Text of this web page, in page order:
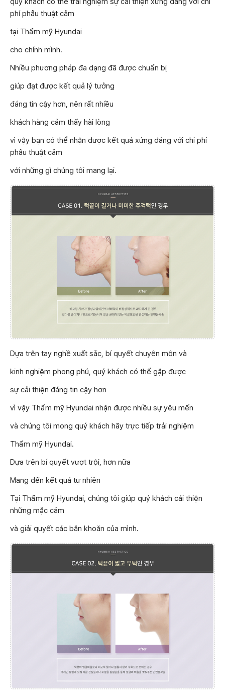
phí phẫu thuật cằm
tại Thẩm mỹ Hyundai
cho chính mình.
Nhiều phương pháp đa dạng đã được chuẩn bị
giúp đạt được kết quả lý tưởng
đáng tin cậy hơn, nên rất nhiều
khách hàng cảm thấy hài lòng
vì vậy bạn có thể nhận được kết quả xứng đáng với chi phí
phẫu thuật cằm
với những gì chúng tôi mang lại.
Dựa trên tay nghề xuất sắc, bí quyết chuyên môn và
kinh nghiệm phong phú, quý khách có thể gặp được
sự cải thiện đáng tin cậy hơn
vì vậy Thẩm mỹ Hyundai nhận được nhiều sự yêu mến
và chúng tôi mong quý khách hãy trực tiếp trải nghiệm
Thẩm mỹ Hyundai.
Dựa trên bí quyết vượt trội, hơn nữa
Mang đến kết quả tự nhiên
Tại Thẩm mỹ Hyundai, chúng tôi giúp quý khách cải thiện
những mặc cảm
và giải quyết các băn khoăn của mình.